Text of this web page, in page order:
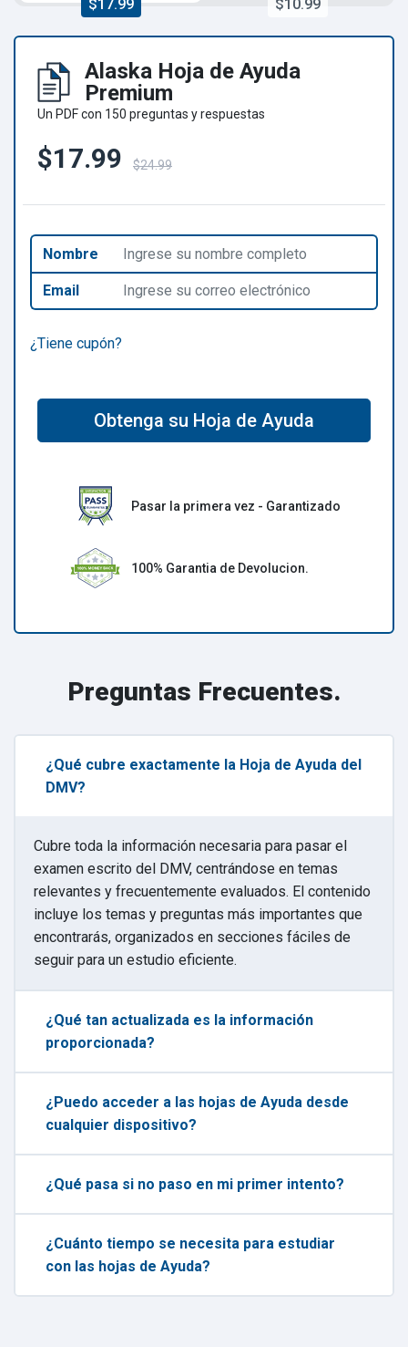
$10.99
$17.99
Alaska Hoja de Ayuda
Premium
Un PDF con 150 preguntas y respuestas
$17.99 $24.99
Nombre
Email
¿Tiene cupón?
Obtenga su Hoja de Ayuda
Pasar la primera vez - Garantizado
100% Garantia de Devolucion.
Preguntas Frecuentes.
¿Qué cubre exactamente la Hoja de Ayuda del
DMV?
Cubre toda la información necesaria para pasar el
examen escrito del DMV, centrándose en temas
relevantes y frecuentemente evaluados. El contenido
incluye los temas y preguntas más importantes que
encontrarás, organizados en secciones fáciles de
seguir para un estudio eficiente.
¿Qué tan actualizada es la información
proporcionada?
¿Puedo acceder a las hojas de Ayuda desde
cualquier dispositivo?
¿Qué pasa si no paso en mi primer intento?
¿Cuánto tiempo se necesita para estudiar
con las hojas de Ayuda?